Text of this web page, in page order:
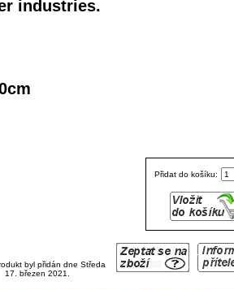
industries.
Přidat do košíku:
byl přidán dne Středa
17. březen 2021.